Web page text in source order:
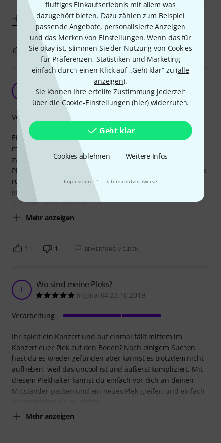
fluffiges Einkaufserlebnis mit allem was
dazugehört bieten. Dazu zählen zum Beispiel
passende Angebote, personalisierte Anzeigen
und das Merken von Einstellungen. Wenn das für
Sie okay ist, stimmen Sie der Nutzung von Cookies
für Präferenzen, Statistiken und Marketing
einfach durch einen Klick auf „Geht klar“ zu (alle
anzeigen).
Sie können Ihre erteilte Zustimmung jederzeit
über die Cookie-Einstellungen (hier) widerrufen.
Geht klar
Cookies ablehnen Weitere Infos
Impressum · Datenschutzhinweise
um den schaden in Zukunft kleinstmöglich zu halten, wenn
Mehr anzeigen
1 BEWERTUNG MELDEN
Mit Überraschungspicks!
L. S. 05.02.2024
Ein einfaches Tool, welches ich mir als Kleinigkeit einfach
mal mitbestellt habe. In 15 Jahren Musik machen habe ich
zwar noch nie einen Gedanken daran verschwendet einen
Pickholder zu verwenden. Einerseits weil mir kaum das Pick
runter fällt, andererseits habe ich eh immer 1-2 als Ersatz
griffbereit irgendwo in der Nähe liegen. Meistens auf der
Box oder Amp. Routine.
Mehr anzeigen
Verarbeitung
1 1 BEWERTUNG MELDEN
I Wo sind meine Pleks?
Ingmar84 23.10.2019
Ihr spielt ein Konzert und auf einmal fällt mittem im
Konzert euer Plek auf den Boden? Nach einigem Suchen
hast du es wieder gefunden aber kannst es trotzdem nicht
aufheben, weil das uncool ist und äußerst kompliziert. Mit
diesem Plekhalter kannst du einfach vor dich an deinen
Micständer packen und ein neues Plek greifen und einfach
Mehr anzeigen
Verarbeitung